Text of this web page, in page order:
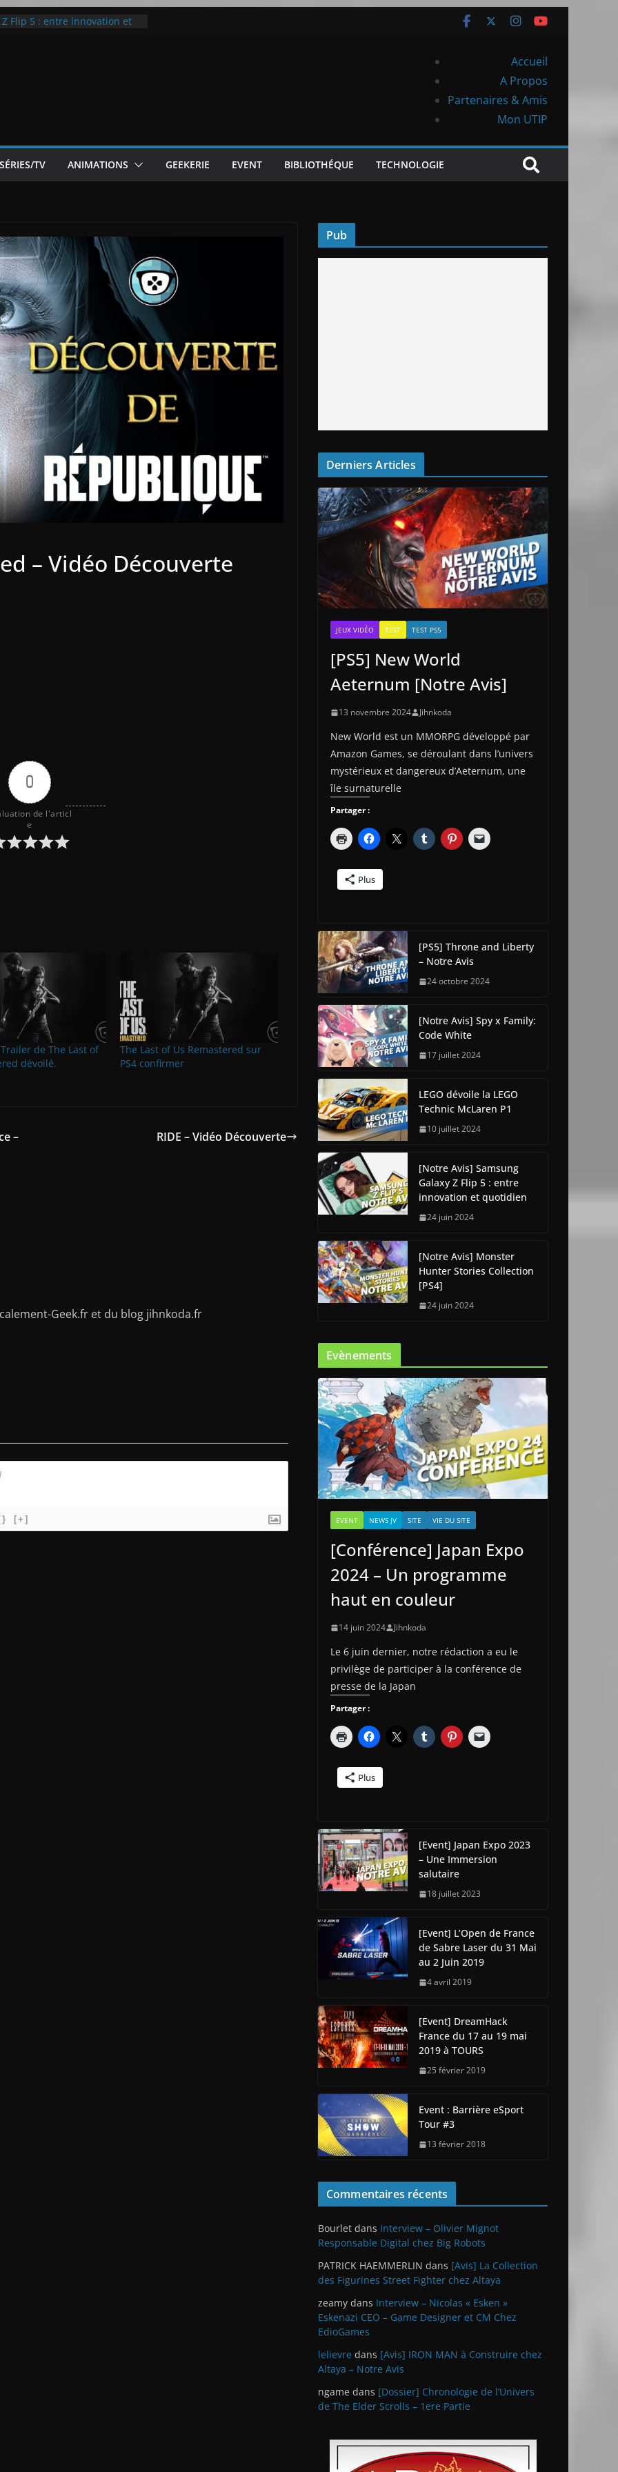
Flip 5 : entre innovation et
White
P1
Accueil
A Propos
Partenaires & Amis
Mon UTIP
SÉRIES/TV ANIMATIONS GEEKERIE EVENT BIBLIOTHÉQUE TECHNOLOGIE
– Vidéo Découverte
0
de l'articl
e
de The Last of
dévoilé.
The Last of Us Remastered sur
PS4 confirmer
–
RIDE – Vidéo Découverte
Geek.fr et du blog jihnkoda.fr
[+]
Pub
Derniers Articles
JEUX VIDÉO TEST TEST PS5
[PS5] New World
Aeternum [Notre Avis]
13 novembre 2024 Jihnkoda
New World est un MMORPG développé par
Amazon Games, se déroulant dans l’univers
mystérieux et dangereux d’Aeternum, une
île surnaturelle
Partager :
Plus
[PS5] Throne and Liberty
– Notre Avis
24 octobre 2024
[Notre Avis] Spy x Family:
Code White
17 juillet 2024
LEGO dévoile la LEGO
Technic McLaren P1
10 juillet 2024
[Notre Avis] Samsung
Galaxy Z Flip 5 : entre
innovation et quotidien
24 juin 2024
[Notre Avis] Monster
Hunter Stories Collection
[PS4]
24 juin 2024
Evènements
EVENT NEWS JV SITE VIE DU SITE
[Conférence] Japan Expo
2024 – Un programme
haut en couleur
14 juin 2024 Jihnkoda
Le 6 juin dernier, notre rédaction a eu le
privilège de participer à la conférence de
presse de la Japan
Partager :
Plus
[Event] Japan Expo 2023
– Une Immersion
salutaire
18 juillet 2023
[Event] L’Open de France
de Sabre Laser du 31 Mai
au 2 Juin 2019
4 avril 2019
[Event] DreamHack
France du 17 au 19 mai
2019 à TOURS
25 février 2019
Event : Barrière eSport
Tour #3
13 février 2018
Commentaires récents
Bourlet dans Interview – Olivier Mignot
Responsable Digital chez Big Robots
PATRICK HAEMMERLIN dans [Avis] La Collection
des Figurines Street Fighter chez Altaya
zeamy dans Interview – Nicolas « Esken »
Eskenazi CEO – Game Designer et CM Chez
EdioGames
lelievre dans [Avis] IRON MAN à Construire chez
Altaya – Notre Avis
ngame dans [Dossier] Chronologie de l’Univers
de The Elder Scrolls – 1ere Partie